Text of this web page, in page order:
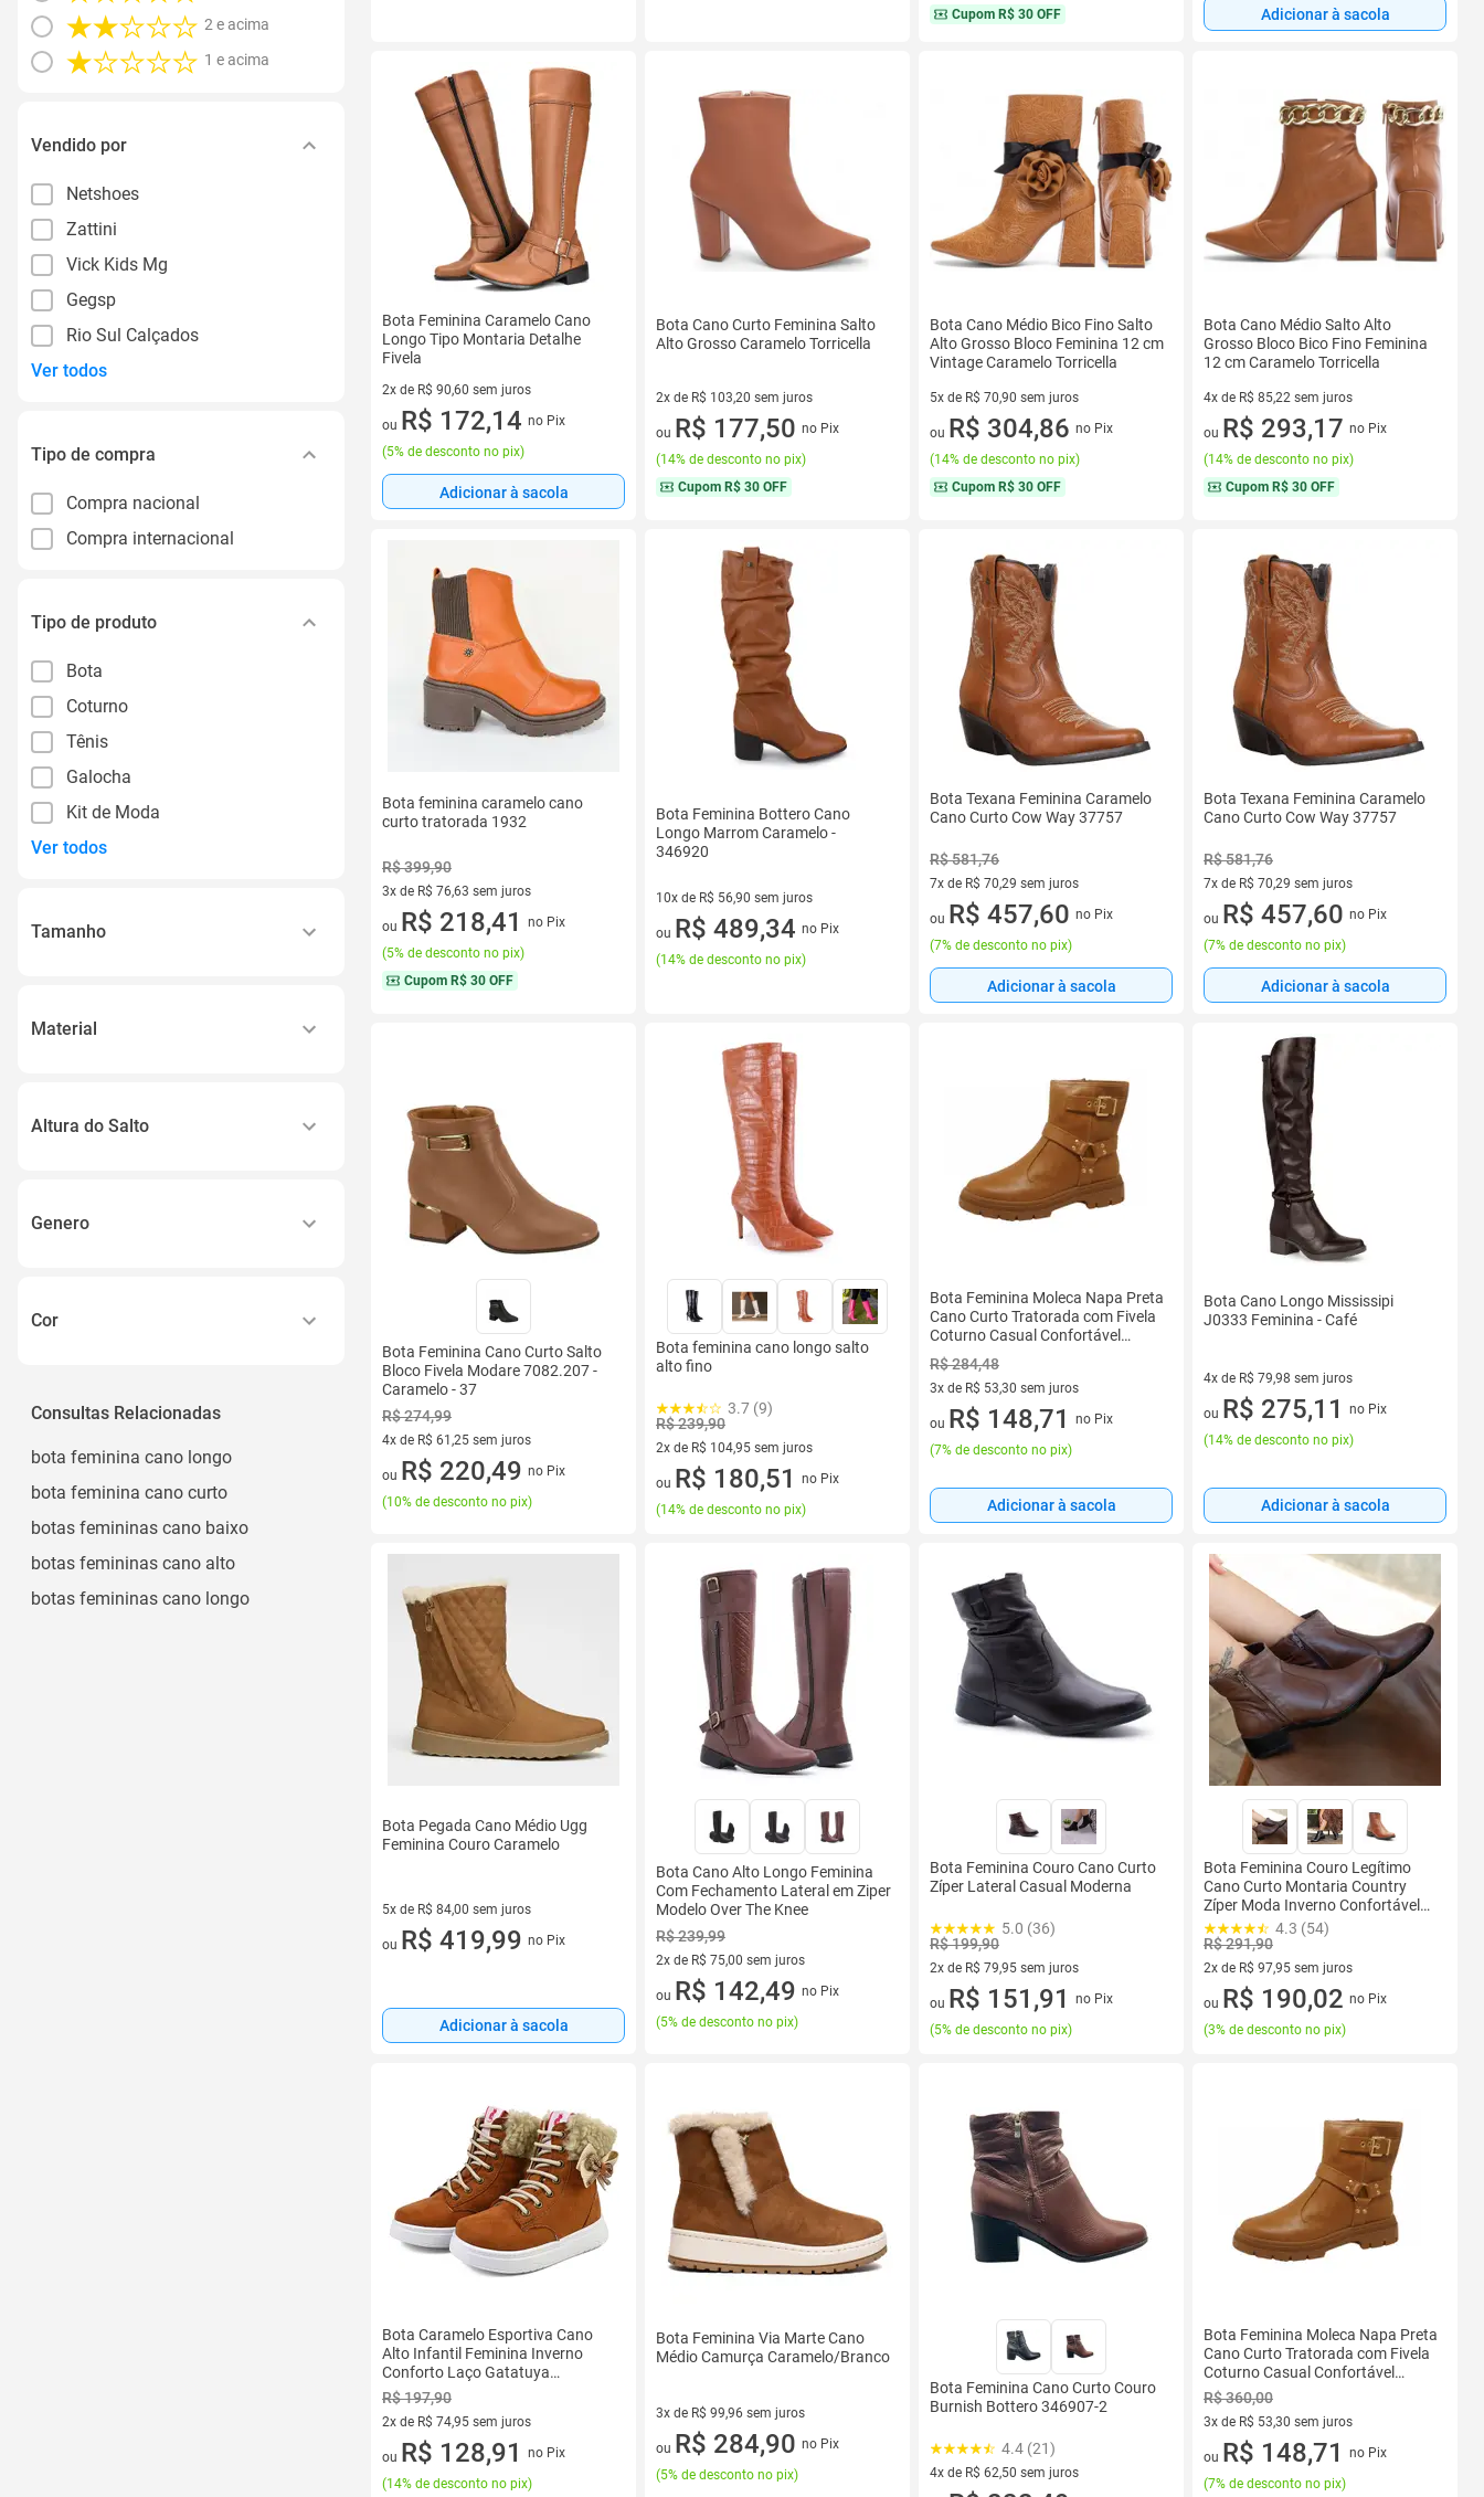
2 e acima
1 e acima
Vendido por
Netshoes
Zattini
Vick Kids Mg
Gegsp
Rio Sul Calçados
Ver todos
Tipo de compra
Compra nacional
Compra internacional
Tipo de produto
Bota
Coturno
Tênis
Galocha
Kit de Moda
Ver todos
Tamanho
22
Material
Tecido
Altura do Salto
Genero
Unissex
Ver todos
Cor
Bege
Consultas Relacionadas
bota feminina cano longo
bota feminina cano curto
botas femininas cano baixo
botas femininas cano alto
botas femininas cano longo
Cupom R$ 30 OFF Adicionar à sacola
Bota Feminina Caramelo Cano
Longo Tipo Montaria Detalhe
Fivela
2x de R$ 90,60 sem juros
2 vez de R$ 90,60 sem juros
ou R$ 172,14 no Pix
(5% de desconto no pix)
Adicionar à sacola
Bota Cano Curto Feminina Salto
Alto Grosso Caramelo Torricella
2x de R$ 103,20 sem juros
2 vez de R$ 103,20 sem juros
ou R$ 177,50 no Pix
(14% de desconto no pix)
Cupom R$ 30 OFF
Bota Cano Médio Bico Fino Salto
Alto Grosso Bloco Feminina 12 cm
Vintage Caramelo Torricella
5x de R$ 70,90 sem juros
5 vez de R$ 70,90 sem juros
ou R$ 304,86 no Pix
(14% de desconto no pix)
Cupom R$ 30 OFF
Bota Cano Médio Salto Alto
Grosso Bloco Bico Fino Feminina
12 cm Caramelo Torricella
4x de R$ 85,22 sem juros
4 vez de R$ 85,22 sem juros
ou R$ 293,17 no Pix
(14% de desconto no pix)
Cupom R$ 30 OFF
Bota feminina caramelo cano
curto tratorada 1932
R$ 399,90
3x de R$ 76,63 sem juros
3 vez de R$ 76,63 sem juros
ou R$ 218,41
no Pix
(5% de desconto no pix)
Cupom R$ 30 OFF
Bota Feminina Bottero Cano
Longo Marrom Caramelo -
346920
10x de R$ 56,90 sem juros
10 vez de R$ 56,90 sem juros
ou R$ 489,34 no Pix
(14% de desconto no pix)
Bota Texana Feminina Caramelo
Cano Curto Cow Way 37757
R$ 581,76
7x de R$ 70,29 sem juros
7 vez de R$ 70,29 sem juros
ou R$ 457,60 no Pix
(7% de desconto no pix)
Adicionar à sacola
Bota Texana Feminina Caramelo
Cano Curto Cow Way 37757
R$ 581,76
7x de R$ 70,29 sem juros
7 vez de R$ 70,29 sem juros
ou R$ 457,60 no Pix
(7% de desconto no pix)
Adicionar à sacola
Bota Feminina Cano Curto Salto
Bloco Fivela Modare 7082.207 -
Caramelo - 37
R$ 274,99
4x de R$ 61,25 sem juros
4 vez de R$ 61,25 sem juros
ou R$ 220,49 no Pix
(10% de desconto no pix)
Bota feminina cano longo salto
alto fino
3.7 (9)
R$ 239,90
2x de R$ 104,95 sem juros
2 vez de R$ 104,95 sem juros
ou R$ 180,51
no Pix
(14% de desconto no pix)
Bota Feminina Moleca Napa Preta
Cano Curto Tratorada com Fivela
Coturno Casual Confortável
CARAMELO 34
R$ 284,48
3x de R$ 53,30 sem juros
3 vez de R$ 53,30 sem juros
ou R$ 148,71
no Pix
(7% de desconto no pix)
Adicionar à sacola
Bota Cano Longo Mississipi
J0333 Feminina - Café
4x de R$ 79,98 sem juros
4 vez de R$ 79,98 sem juros
ou R$ 275,11
no Pix
(14% de desconto no pix)
Adicionar à sacola
Bota Pegada Cano Médio Ugg
Feminina Couro Caramelo
5x de R$ 84,00 sem juros
5 vez de R$ 84,00 sem juros
ou R$ 419,99 no Pix
Adicionar à sacola
Bota Cano Alto Longo Feminina
Com Fechamento Lateral em Ziper
Modelo Over The Knee
R$ 239,99
2x de R$ 75,00 sem juros
2 vez de R$ 75,00 sem juros
ou R$ 142,49 no Pix
(5% de desconto no pix)
Bota Feminina Couro Cano Curto
Zíper Lateral Casual Moderna
5.0 (36)
R$ 199,90
2x de R$ 79,95 sem juros
2 vez de R$ 79,95 sem juros
ou R$ 151,91
no Pix
(5% de desconto no pix)
Bota Feminina Couro Legítimo
Cano Curto Montaria Country
Zíper Moda Inverno Confortável
Casual Elegante Salto Baixo
4.3 (54)
R$ 291,90
2x de R$ 97,95 sem juros
2 vez de R$ 97,95 sem juros
ou R$ 190,02 no Pix
(3% de desconto no pix)
Bota Caramelo Esportiva Cano
Alto Infantil Feminina Inverno
Conforto Laço Gatatuya
Tamanho:22/23Cor:CarameloGênero:Men
R$ 197,90
2x de R$ 74,95 sem juros
2 vez de R$ 74,95 sem juros
ou R$ 128,91
no Pix
(14% de desconto no pix)
Bota Feminina Via Marte Cano
Médio Camurça Caramelo/Branco
3x de R$ 99,96 sem juros
3 vez de R$ 99,96 sem juros
ou R$ 284,90 no Pix
(5% de desconto no pix)
Bota Feminina Cano Curto Couro
Burnish Bottero 346907-2
4.4 (21)
4x de R$ 62,50 sem juros
Bota Feminina Moleca Napa Preta
Cano Curto Tratorada com Fivela
Coturno Casual Confortável
CARAMELO 38
R$ 360,00
3x de R$ 53,30 sem juros
3 vez de R$ 53,30 sem juros
ou R$ 148,71
no Pix
(7% de desconto no pix)